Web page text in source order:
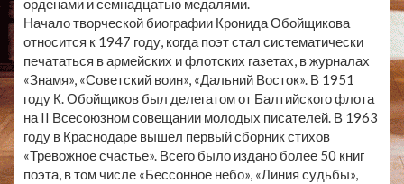
орденами и семнадцатью медалями.
Начало творческой биографии Кронида Обойщикова
относится к 1947 году, когда поэт стал систематически
печататься в армейских и флотских газетах, в журналах
«Знамя», «Советский воин», «Дальний Восток». В 1951
году К. Обойщиков был делегатом от Балтийского флота
на II Всесоюзном совещании молодых писателей. В 1963
году в Краснодаре вышел первый сборник стихов
«Тревожное счастье». Всего было издано более 50 книг
поэта, в том числе «Бессонное небо», «Линия судьбы»,